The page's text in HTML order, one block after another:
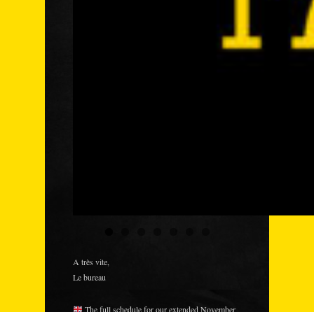
A très vite,
Le bureau
The full schedule for our extended November